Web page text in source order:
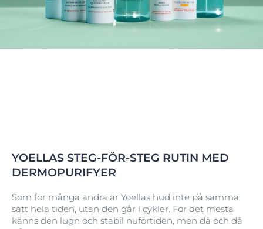
YOELLAS STEG-FÖR-STEG RUTIN MED
DERMOPURIFYER
Som för många andra är Yoellas hud inte på samma
sätt hela tiden, utan den går i cykler. För det mesta
känns den lugn och stabil nuförtiden, men då och då